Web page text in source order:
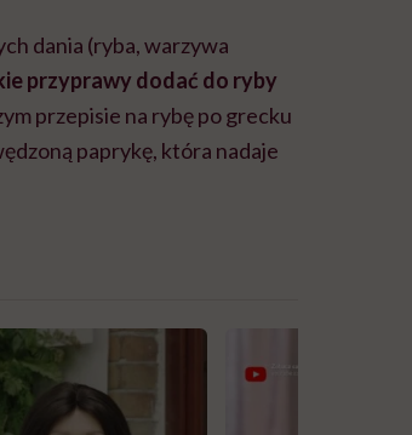
dania (ryba, warzywa
przyprawy dodać do ryby
przepisie na rybę po grecku
paprykę, która nadaje